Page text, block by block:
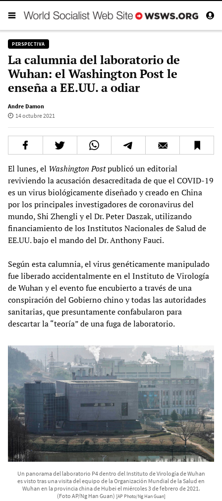
PERSPECTIVA
La calumnia del laboratorio de
Wuhan: el Washington Post le
enseña a EE.UU. a odiar
Andre Damon
14 octubre 2021
El lunes, el Washington Postpublicó un editorial
reviviendo la acusación desacreditada de que el COVID-19
es un virus biológicamente diseñado y creado en China
por los principales investigadores de coronavirus del
mundo, Shi Zhengli y el Dr. Peter Daszak, utilizando
financiamiento de los Institutos Nacionales de Salud de
EE.UU. bajo el mando del Dr. Anthony Fauci.
Según esta calumnia, el virus genéticamente manipulado
fue liberado accidentalmente en el Instituto de Virología
de Wuhan y el evento fue encubierto a través de una
conspiración del Gobierno chino y todas las autoridades
sanitarias, que presuntamente confabularon para
descartar la “teoría” de una fuga de laboratorio.
Un panorama del laboratorio P4 dentro del Instituto de Virología de Wuhan
es visto tras una visita del equipo de la Organización Mundial de la Salud en
Wuhan en la provincia china de Hubei el miércoles 3 de febrero de 2021.
(Foto AP/Ng Han Guan) [AP Photo/Ng Han Guan]